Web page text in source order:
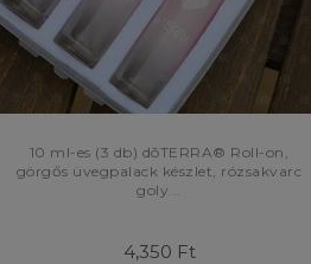
10 ml-es (3 db) dōTERRA® Roll-on,
görgős üvegpalack készlet, rózsakvarc
goly...
4,350 Ft